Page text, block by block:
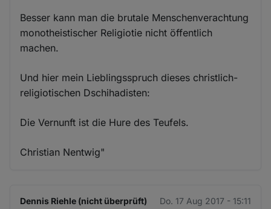
Besser kann man die brutale Menschenverachtung
monotheistischer Religiotie nicht öffentlich
machen.
Und hier mein Lieblingsspruch dieses christlich-
religiotischen Dschihadisten:
Die Vernunft ist die Hure des Teufels.
Christian Nentwig"
Dennis Riehle (nicht überprüft) Do. 17 Aug 2017 - 15:11